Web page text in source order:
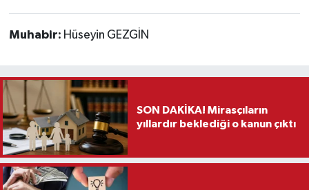
Muhabir: Hüseyin GEZGİN
SON DAKİKA! Mirasçıların
yıllardır beklediği o kanun çıktı